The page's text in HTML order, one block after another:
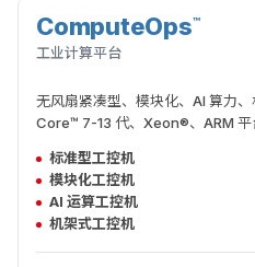
算力执行
ComputeOps™
工业计算平台
无风扇紧凑型、模块化、AI 算力
Core™ 7-13 代、Xeon®、ARM 平
标准型工控机
模块化工控机
AI 运算工控机
机架式工控机